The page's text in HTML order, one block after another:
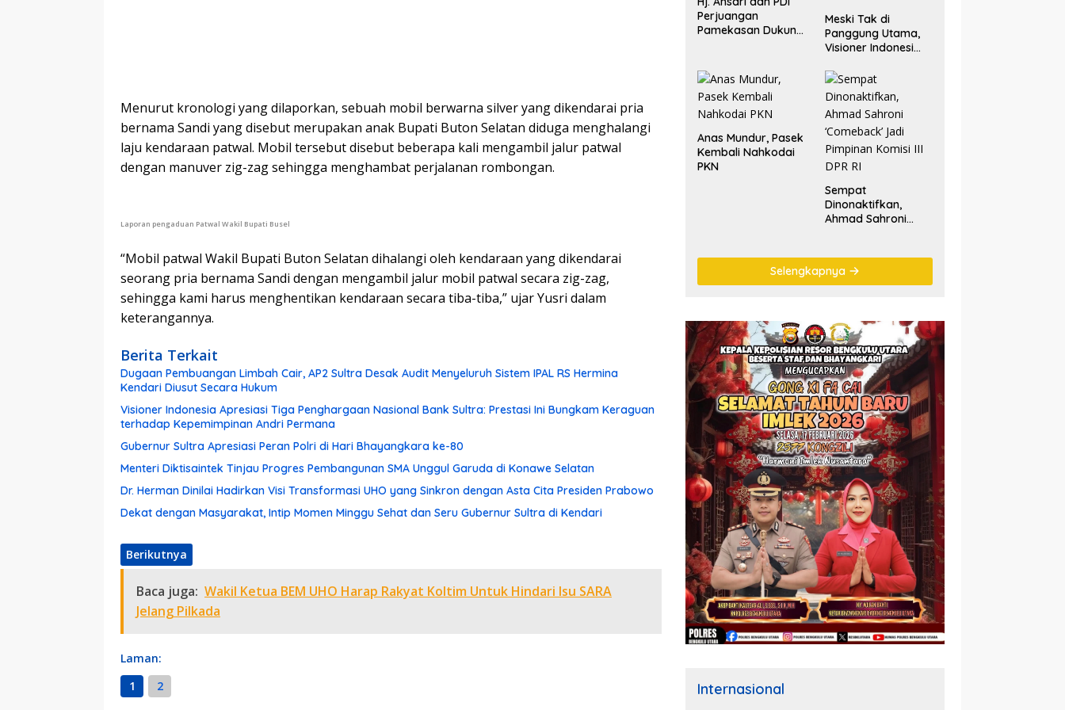
Menurut kronologi yang dilaporkan, sebuah mobil berwarna silver yang dikendarai pria
bernama Sandi yang disebut merupakan anak Bupati Buton Selatan diduga menghalangi
laju kendaraan patwal. Mobil tersebut disebut beberapa kali mengambil jalur patwal
dengan manuver zig-zag sehingga menghambat perjalanan rombongan.
Laporan pengaduan Patwal Wakil Bupati Busel
“Mobil patwal Wakil Bupati Buton Selatan dihalangi oleh kendaraan yang dikendarai
seorang pria bernama Sandi dengan mengambil jalur mobil patwal secara zig-zag,
sehingga kami harus menghentikan kendaraan secara tiba-tiba,” ujar Yusri dalam
keterangannya.
Berita Terkait
Dugaan Pembuangan Limbah Cair, AP2 Sultra Desak Audit Menyeluruh Sistem IPAL RS Hermina
Kendari Diusut Secara Hukum
Visioner Indonesia Apresiasi Tiga Penghargaan Nasional Bank Sultra: Prestasi Ini Bungkam Keraguan
terhadap Kepemimpinan Andri Permana
Gubernur Sultra Apresiasi Peran Polri di Hari Bhayangkara ke-80
Menteri Diktisaintek Tinjau Progres Pembangunan SMA Unggul Garuda di Konawe Selatan
Dr. Herman Dinilai Hadirkan Visi Transformasi UHO yang Sinkron dengan Asta Cita Presiden Prabowo
Dekat dengan Masyarakat, Intip Momen Minggu Sehat dan Seru Gubernur Sultra di Kendari
Berikutnya
Baca juga: Wakil Ketua BEM UHO Harap Rakyat Koltim Untuk Hindari Isu SARA
Jelang Pilkada
Laman:
1
2
Perjuangan
Pamekasan Dukung
Meski Tak di
Panggung Utama,
Visioner Indonesi
Jadi Perhatian
Publik di Rakerwil
NasDem
Anas Mundur, Pasek
Kembali Nahkodai
PKN
Sempat
Dinonaktifkan,
Ahmad Sahroni
DPR RI
Selengkapnya
Internasional